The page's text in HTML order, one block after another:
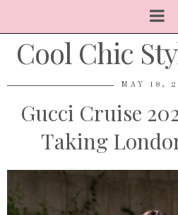
Cool Chic
MAY 18,
Gucci Cruise
Taking